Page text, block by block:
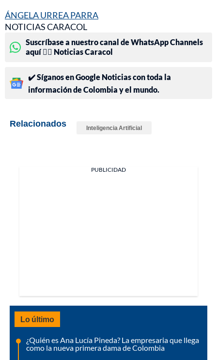
ÁNGELA URREA PARRA
NOTICIAS CARACOL
Suscríbase a nuestro canal de WhatsApp Channels
aquí 👉🏻 Noticias Caracol
✔️ Síganos en Google Noticias con toda la
información de Colombia y el mundo.
Relacionados Inteligencia Artificial
PUBLICIDAD
Lo último
¿Quién es Ana Lucía Pineda? La empresaria que llega
como la nueva primera dama de Colombia